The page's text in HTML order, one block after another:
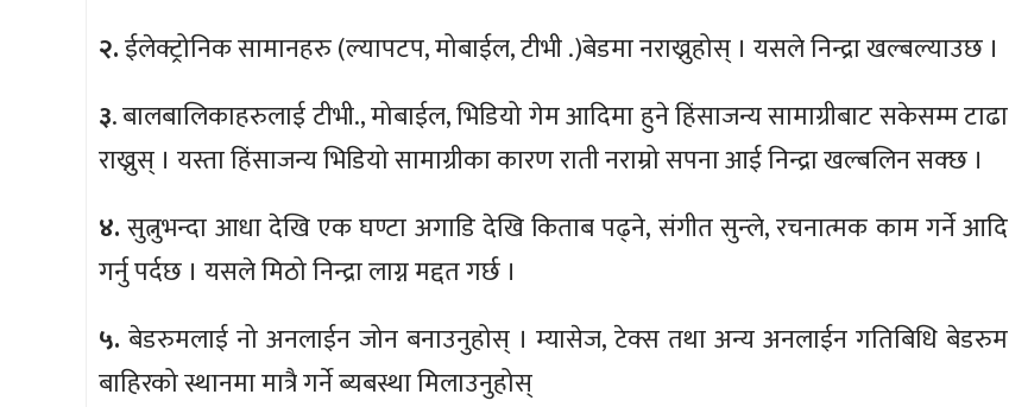
२.ईलेक्ट्रोनिक सामानहरु (ल्यापटप, मोबाईल, टीभी .)बेडमा नराख्नुहोस् । यसले निन्द्रा खल्बल्याउछ ।
३. बालबालिकाहरुलाई टीभी., मोबाईल, भिडियो गेम आदिमा हुने हिंसाजन्य सामाग्रीबाट सकेसम्म टाढा
राख्नुस् । यस्ता हिंसाजन्य भिडियो सामाग्रीका कारण राती नराम्रो सपना आई निन्द्रा खल्बलिन सक्छ ।
४.सुत्नुभन्दा आधा देखि एक घण्टा अगाडि देखि किताब पढ्ने, संगीत सुन्ले, रचनात्मक काम गर्ने आदि
गर्नु पर्दछ । यसले मिठो निन्द्रा लाग्न मद्दत गर्छ ।
५. बेडरुमलाई नो अनलाईन जोन बनाउनुहोस् । म्यासेज, टेक्स तथा अन्य अनलाईन गतिबिधि बेडरुम
बाहिरको स्थानमा मात्रै गर्ने ब्यबस्था मिलाउनुहोस्